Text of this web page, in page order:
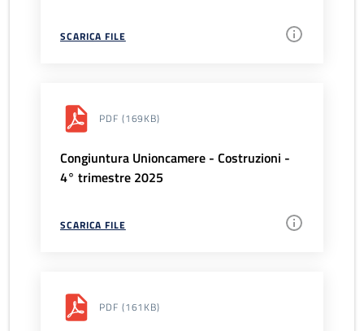
SCARICA FILE
PDF (169KB)
Congiuntura Unioncamere - Costruzioni -
4° trimestre 2025
SCARICA FILE
PDF (161KB)